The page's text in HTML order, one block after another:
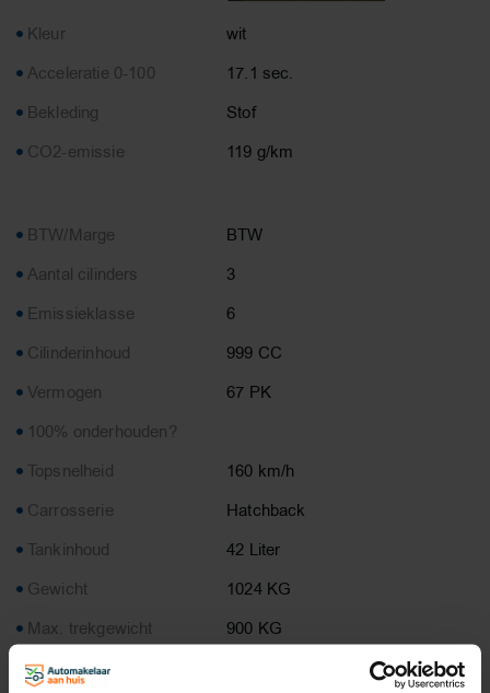
Kleur
wit
Acceleratie 0-100
17.1 sec.
Bekleding
Stof
CO2-emissie
119 g/km
BTW/Marge
BTW
Aantal cilinders
3
Emissieklasse
6
Cilinderinhoud
999 CC
Vermogen
67 PK
100% onderhouden?
Topsnelheid
160 km/h
Carrosserie
Hatchback
Tankinhoud
42 Liter
Gewicht
1024 KG
Max. trekgewicht
900 KG
Laadvermogen